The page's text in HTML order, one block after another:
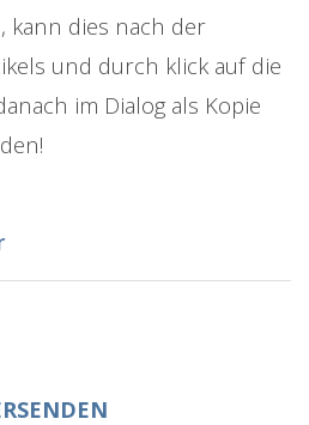
kann dies nach der
und durch klick auf die
im Dialog als Kopie